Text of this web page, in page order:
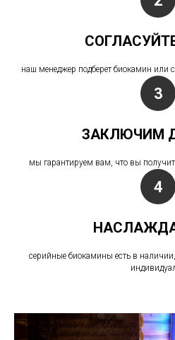
наш менеджер подберет биокамин или
ЗАКЛЮЧИМ
мы гарантируем вам, что вы
серийные биокамины есть в